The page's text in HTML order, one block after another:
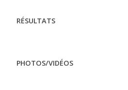
RÉSULTATS
PHOTOS/VIDÉOS